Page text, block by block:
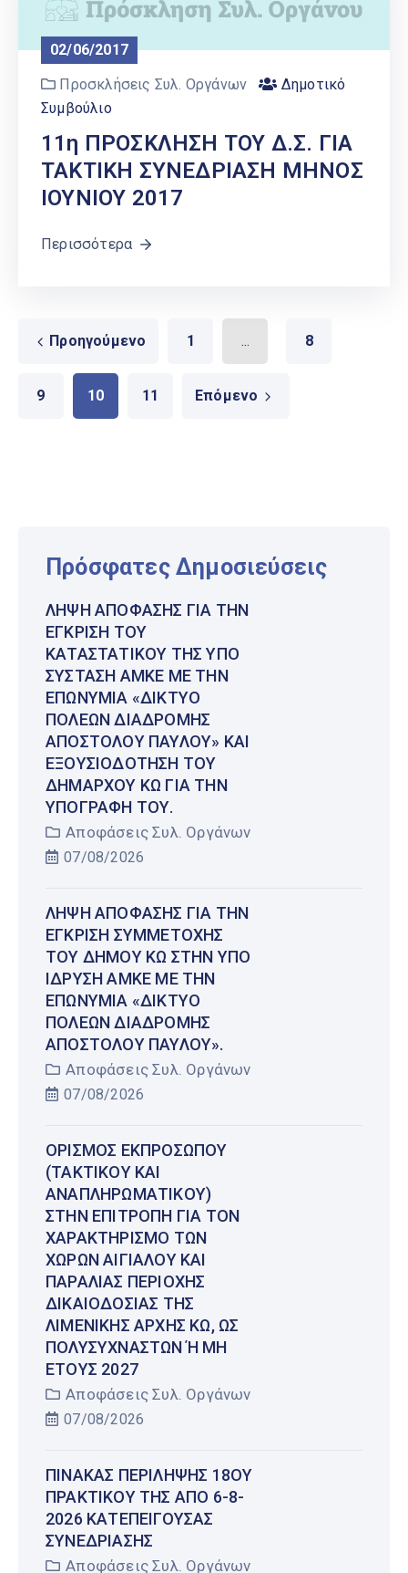
02/06/2017
Προσκλήσεις Συλ. Οργάνων
Δημοτικό
Συμβούλιο
11η ΠΡΟΣΚΛΗΣΗ ΤΟΥ Δ.Σ. ΓΙΑ
ΤΑΚΤΙΚΗ ΣΥΝΕΔΡΙΑΣΗ ΜΗΝΟΣ
ΙΟΥΝΙΟΥ 2017
Περισσότερα
Προηγούμενο 1 ... 8
9 10 11 Επόμενο
Πρόσφατες Δημοσιεύσεις
ΛΉΨΗ ΑΠΌΦΑΣΗΣ ΓΙΑ ΤΗΝ
ΈΓΚΡΙΣΗ ΤΟΥ
ΚΑΤΑΣΤΑΤΙΚΟΎ ΤΗΣ ΥΠΌ
ΣΎΣΤΑΣΗ ΑΜΚΕ ΜΕ ΤΗΝ
ΕΠΩΝΥΜΊΑ «ΔΊΚΤΥΟ
ΠΌΛΕΩΝ ΔΙΑΔΡΟΜΉΣ
ΑΠΟΣΤΌΛΟΥ ΠΑΎΛΟΥ» ΚΑΙ
ΕΞΟΥΣΙΟΔΌΤΗΣΗ ΤΟΥ
ΔΗΜΆΡΧΟΥ ΚΩ ΓΙΑ ΤΗΝ
ΥΠΟΓΡΑΦΉ ΤΟΥ.
Αποφάσεις Συλ. Οργάνων
07/08/2026
ΛΉΨΗ ΑΠΌΦΑΣΗΣ ΓΙΑ ΤΗΝ
ΈΓΚΡΙΣΗ ΣΥΜΜΕΤΟΧΉΣ
ΤΟΥ ΔΉΜΟΥ ΚΩ ΣΤΗΝ ΥΠΌ
ΊΔΡΥΣΗ ΑΜΚΕ ΜΕ ΤΗΝ
ΕΠΩΝΥΜΊΑ «ΔΊΚΤΥΟ
ΠΌΛΕΩΝ ΔΙΑΔΡΟΜΉΣ
ΑΠΟΣΤΌΛΟΥ ΠΑΎΛΟΥ».
Αποφάσεις Συλ. Οργάνων
07/08/2026
ΟΡΙΣΜΌΣ ΕΚΠΡΟΣΏΠΟΥ
(ΤΑΚΤΙΚΟΎ ΚΑΙ
ΑΝΑΠΛΗΡΩΜΑΤΙΚΟΎ)
ΣΤΗΝ ΕΠΙΤΡΟΠΉ ΓΙΑ ΤΟΝ
ΧΑΡΑΚΤΗΡΙΣΜΌ ΤΩΝ
ΧΏΡΩΝ ΑΙΓΙΑΛΟΎ ΚΑΙ
ΠΑΡΑΛΊΑΣ ΠΕΡΙΟΧΉΣ
ΔΙΚΑΙΟΔΟΣΊΑΣ ΤΗΣ
ΛΙΜΕΝΙΚΉΣ ΑΡΧΉΣ ΚΩ, ΩΣ
ΠΟΛΥΣΎΧΝΑΣΤΩΝ Ή ΜΗ Έ
ΤΟΥΣ 2027
Αποφάσεις Συλ. Οργάνων
07/08/2026
ΠΊΝΑΚΑΣ ΠΕΡΊΛΗΨΗΣ 18ΟΥ
ΠΡΑΚΤΙΚΟΎ ΤΗΣ ΑΠΌ 6-8-
2026 ΚΑΤΕΠΕΊΓΟΥΣΑΣ
ΣΥΝΕΔΡΊΑΣΗΣ
Αποφάσεις Συλ. Οργάνων